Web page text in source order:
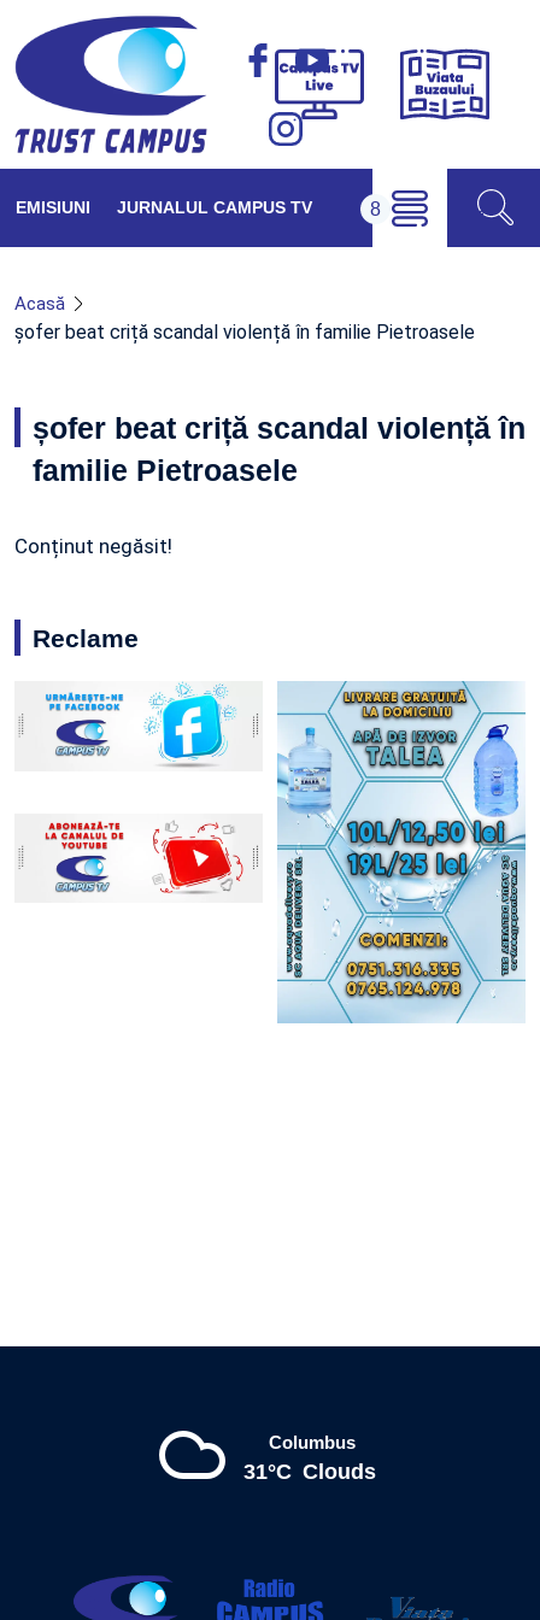
Campus
Viața
EMISIUNI JURNALUL CAMPUS TV
Acasă
șofer beat criță scandal violență în familie Pietroasele
șofer beat criță scandal violență în
familie Pietroasele
Conținut negăsit!
Reclame
Columbus
31°C Clouds